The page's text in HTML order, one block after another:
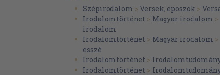
Tér és erő szivárvánnyal 58
Hogya György: Metszéspont 60
Agyagtáblák 68
Juhász R. József: Közép-európai idő 100
His Master's Letters 104
Krausz Tivadar: Eskü 107
Dark Mask 109
Szépirodalom > Versek, eposzok >
Irodalomtörténet > Magyar irodalom >
irodalom
Irodalomtörténet > Magyar irodalom >
esszé
Irodalomtörténet >
Irodalomtörténet >